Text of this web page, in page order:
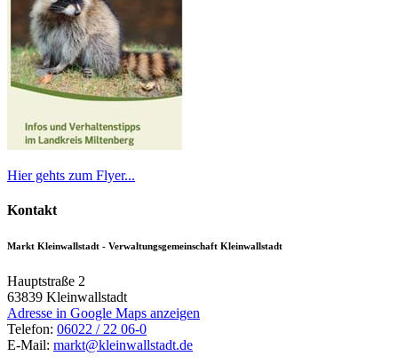
Hier gehts zum Flyer...
Kontakt
Markt Kleinwallstadt - Verwaltungsgemeinschaft Kleinwallstadt
Hauptstraße 2
63839 Kleinwallstadt
Adresse in Google Maps anzeigen
Telefon: 06022 / 22 06-0
E-Mail: markt@kleinwallstadt.de